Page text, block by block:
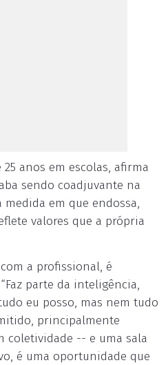
anos em escolas, afirma
sendo coadjuvante na
medida em que endossa,
valores que a própria
a profissional, é
parte da inteligência,
eu posso, mas nem tudo
principalmente
coletividade -- e uma sala
é uma oportunidade que